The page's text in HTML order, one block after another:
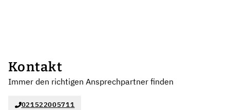
Kontakt
Immer den richtigen Ansprechpartner finden
021522005711